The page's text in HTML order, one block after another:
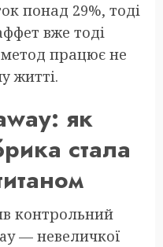
понад 29%, тоді
вже тоді
працює не
житті.
як
стала
контрольний
— невеличкої